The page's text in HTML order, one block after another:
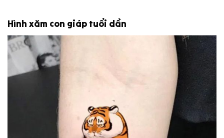
Hình xăm con giáp tuổi dần